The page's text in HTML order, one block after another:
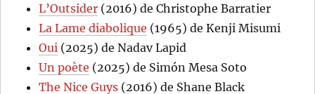
L’Outsider (2016) de Christophe Barratier
La Lame diabolique (1965) de Kenji Misumi
Oui (2025) de Nadav Lapid
Un poète (2025) de Simón Mesa Soto
The Nice Guys (2016) de Shane Black